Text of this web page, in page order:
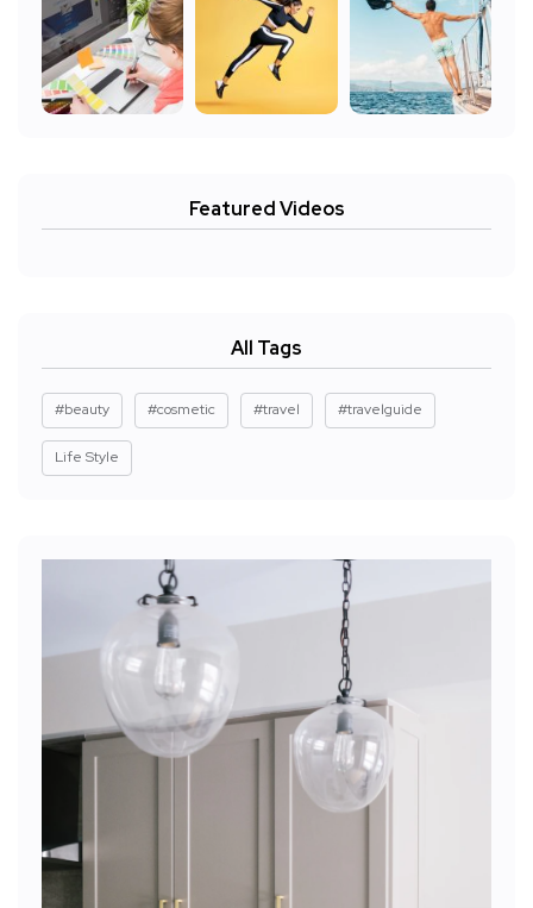
Featured Videos
All Tags
#beauty #cosmetic #travel #travelguide
Life Style